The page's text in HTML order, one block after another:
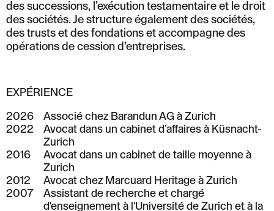
des successions, l’exécution testamentaire et le droit
des sociétés. Je structure également des sociétés,
des trusts et des fondations et accompagne des
opérations de cession d’entreprises.
EXPÉRIENCE
2026
Associé chez Barandun AG à Zurich
2022
Avocat dans un cabinet d’affaires à Küsnacht-
Zurich
2016
Avocat dans un cabinet de taille moyenne à
Zurich
2012
Avocat chez Marcuard Heritage à Zurich
2007
Assistant de recherche et chargé
d'enseignement à l'Université de Zurich et à la